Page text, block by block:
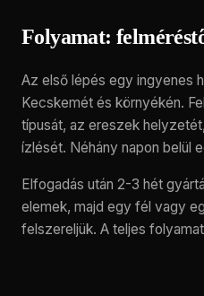
Folyamat:
Az első lépés egy ingyenes
Kecskemét és környékén.
típusát, az ereszek
ízlését. Néhány napon belül
Elfogadás után 2-3 hét
elemek, majd egy fél vagy
felszereljük. A teljes